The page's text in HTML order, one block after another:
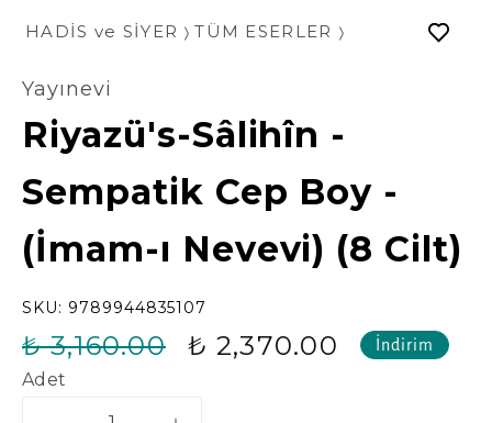
HADİS ve SİYER TÜM ESERLER
Yayınevi
Riyazü's-Sâlihîn -
Sempatik Cep Boy -
(İmam-ı Nevevi) (8 Cilt)
SKU: 9789944835107
₺ 3,160.00 ₺ 2,370.00 İndirim
Adet